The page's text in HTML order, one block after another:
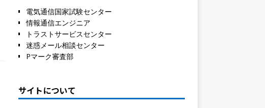
電気通信国家試験センター
情報通信エンジニア
トラストサービスセンター
迷惑メール相談センター
Pマーク審査部
サイトについて